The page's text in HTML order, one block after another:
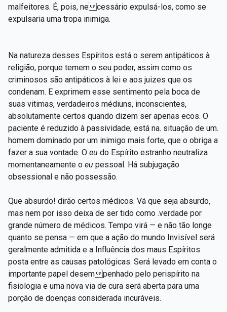
malfeitores. É, pois, necessário expulsá-los, como se
expulsaria uma tropa inimiga.
Na natureza desses Espíritos está o serem antipáticos à
religião, porque temem o seu poder, assim como os
criminosos são antipáticos à lei e aos juizes que os
condenam. E exprimem esse sentimento pela boca de
suas vitimas, verdadeiros médiuns, inconscientes,
absolutamente certos quando dizem ser apenas ecos. O
paciente é reduzido à passividade; está na. situação de um.
homem dominado por um inimigo mais forte, que o obriga a
fazer a sua vontade. O eu do Espírito estranho neutraliza
momentaneamente o eu pessoal. Há subjugação
obsessional e não possessão.
Que absurdo! dirão certos médicos. Vá que seja absurdo,
mas nem por isso deixa de ser tido como .verdade por
grande número de médicos. Tempo virá — e não tão longe
quanto se pensa — em que a ação do mundo Invisível será
geralmente admitida e a Influência dos maus Espíritos
posta entre as causas patológicas. Será levado em conta o
importante papel desempenhado pelo perispírito na
fisiologia e uma nova via de cura será aberta para uma
porção de doenças considerada incuráveis.